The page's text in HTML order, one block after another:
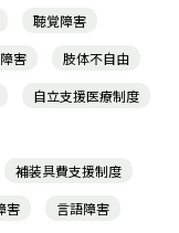
聴覚障害
害
肢体不自由
自立支援医療制度
補装具費支援制度
害
言語障害